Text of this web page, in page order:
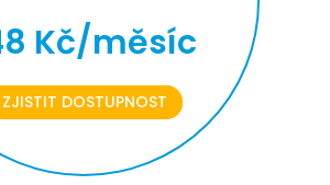
Kč/měsíc
ZJISTIT DOSTUPNOST